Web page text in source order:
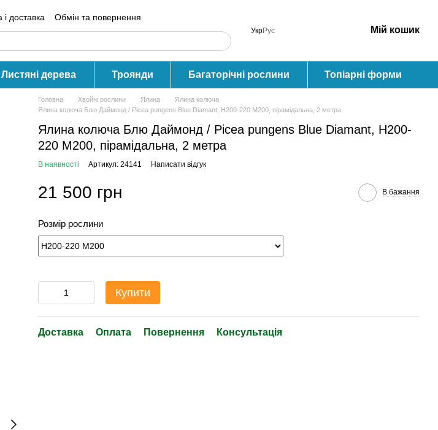
доставка
Обмін та повернення
Відгуки про магазин УкрРус Мій кошик
Листяні дерева Троянди Багаторічні рослини Топіарні форми
Головна Хвойні рослини Ялина
Ялина колюча
Ялина колюча Блю Даймонд / Picea pungens Blue Diamant, H200-220 М200, пірамідальна, 2 метра
Ялина колюча Блю Даймонд / Picea pungens Blue Diamant, H200-
220 М200, пірамідальна, 2 метра
В наявності Артикул: 24141 Написати відгук
21 500 грн В бажання
Розмір рослини
Купити
Доставка Оплата Повернення Консультація